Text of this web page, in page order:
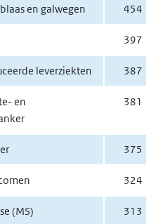
en galwegen 454
397
leverziekten 387
en
381
375
324
(MS) 313